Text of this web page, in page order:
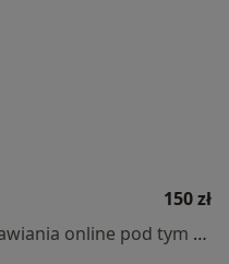
150 zł
Specjalista nie oferuje umawiania online pod tym adresem.